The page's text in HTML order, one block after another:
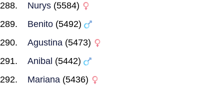
Nurys (5584)
Benito (5492)
Agustina (5473)
Anibal (5442)
Mariana (5436)